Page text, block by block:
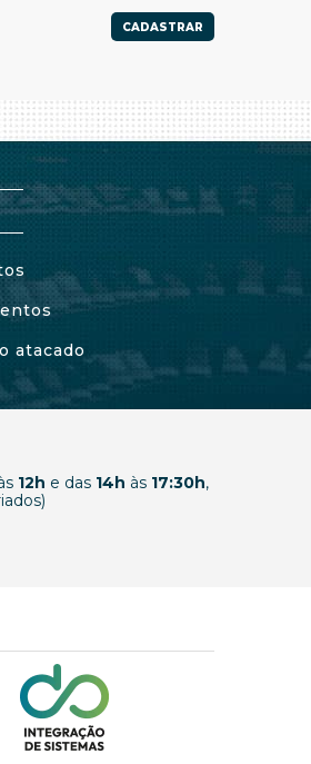
CADASTRAR
atacado
12h e das 14h às 17:30h,